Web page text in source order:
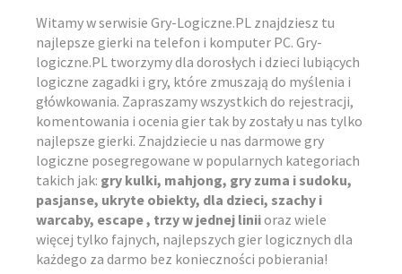
Witamy w serwisie Gry-Logiczne.PL znajdziesz tu
najlepsze gierki na telefon i komputer PC. Gry-
logiczne.PL tworzymy dla dorosłych i dzieci lubiących
logiczne zagadki i gry, które zmuszają do myślenia i
główkowania. Zapraszamy wszystkich do rejestracji,
komentowania i ocenia gier tak by zostały u nas tylko
najlepsze gierki. Znajdziecie u nas darmowe gry
logiczne posegregowane w popularnych kategoriach
takich jak: gry kulki, mahjong, gry zuma i sudoku,
pasjanse, ukryte obiekty, dla dzieci, szachy i
warcaby, escape , trzy w jednej liniioraz wiele
więcej tylko fajnych, najlepszych gier logicznych dla
każdego za darmo bez konieczności pobierania!